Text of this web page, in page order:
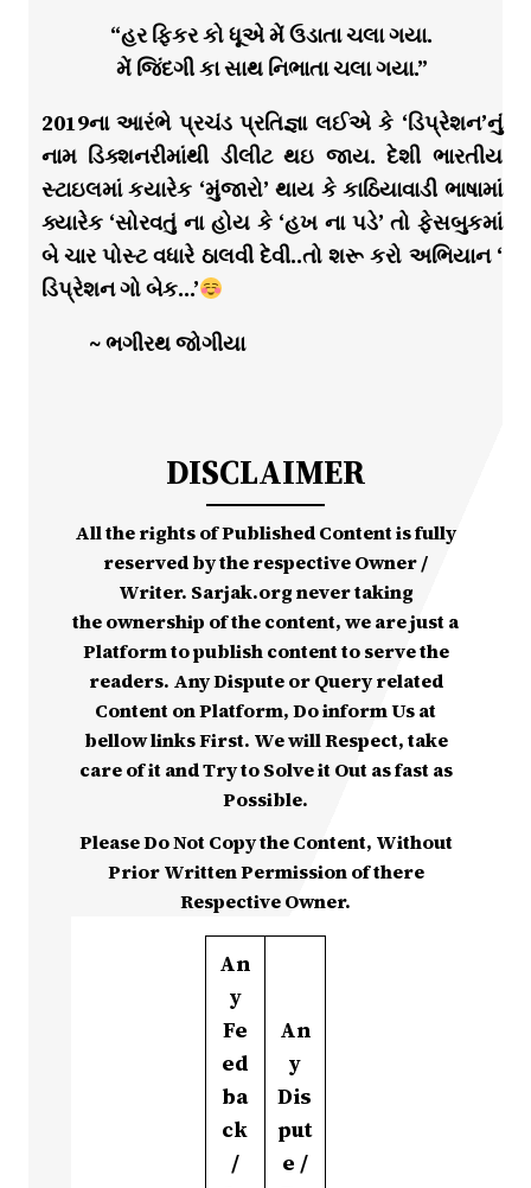
“હર ફિકર કો ધૂએ મેં ઉડાતા ચલા ગયા.
મેં જિંદગી કા સાથ નિભાતા ચલા ગયા.”
2019ના આરંભે પ્રચંડ પ્રતિજ્ઞા લઈએ કે ‘ડિપ્રેશન’નું
નામ ડિક્શનરીમાંથી ડીલીટ થઇ જાય. દેશી ભારતીય
સ્ટાઇલમાં કયારેક ‘મુંજારો’ થાય કે કાઠિયાવાડી ભાષામાં
ક્યારેક ‘સોરવતું ના હોય કે ‘હખ ના પડે’ તો ફેસબુકમાં
બે ચાર પોસ્ટ વધારે ઠાલવી દેવી..તો શરૂ કરો અભિયાન ‘
ડિપ્રેશન ગો બેક…’
~ ભગીરથ જોગીયા
DISCLAIMER
All the rights of Published Content is fully
reserved by the respective Owner /
Writer. Sarjak.org never taking
the ownership of the content, we are just a
Platform to publish content to serve the
readers. Any Dispute or Query related
Content on Platform, Do inform Us at
bellow links First. We will Respect, take
care of it and Try to Solve it Out as fast as
Possible.
Please Do Not Copy the Content, Without
Prior Written Permission of there
Respective Owner.
An
y
Fe
ed
ba
ck
/
An
y
Dis
put
e /